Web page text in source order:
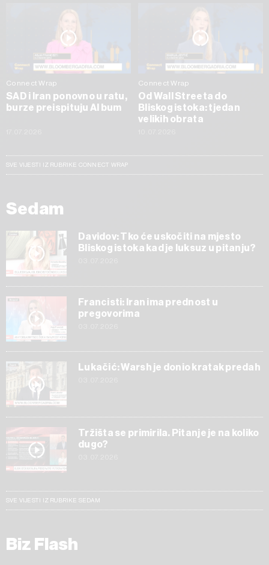
Connect Wrap
SAD i Iran ponovno u ratu,
burze preispituju AI bum
Connect Wrap
Od Wall Streeta do
Bliskog istoka: tjedan
velikih obrata
SVE VIJESTI IZ RUBRIKE CONNECT WRAP
Sedam
Davidov: Tko će uskočiti na mjesto
Bliskog istoka kad je luksuz u pitanju?
Francisti: Iran ima prednost u
pregovorima
Lukačić: Warsh je donio kratak predah
Tržišta se primirila. Pitanje je na koliko
dugo?
SVE VIJESTI IZ RUBRIKE SEDAM
Biz Flash